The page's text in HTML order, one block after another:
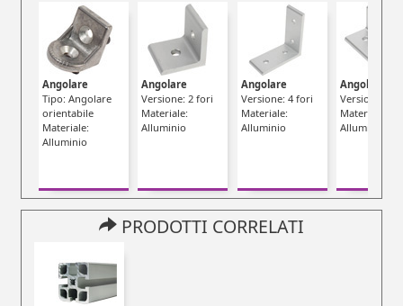
Angolare
Tipo: Angolare
orientabile
Materiale:
Alluminio
Angolare
Versione: 2 fori
Materiale:
Alluminio
Angolare
Versione: 4 fori
Materiale:
Alluminio
Angolare
Versione: 4
Materiale:
Alluminio
PRODOTTI CORRELATI